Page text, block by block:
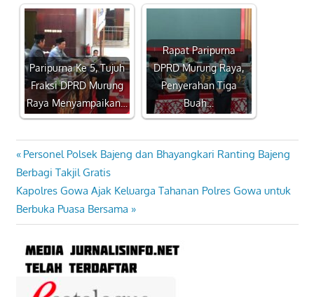
Paripurna Ke 5, Tujuh
Fraksi DPRD Murung
Raya Menyampaikan…
Rapat Paripurna
DPRD Murung Raya,
Penyerahan Tiga
Buah…
Navigasi
pos
Previous
Post:
Personel Polsek Bajeng dan Bhayangkari Ranting Bajeng
Berbagi Takjil Gratis
Next
Post:
Kapolres Gowa Ajak Keluarga Tahanan Polres Gowa untuk
Berbuka Puasa Bersama